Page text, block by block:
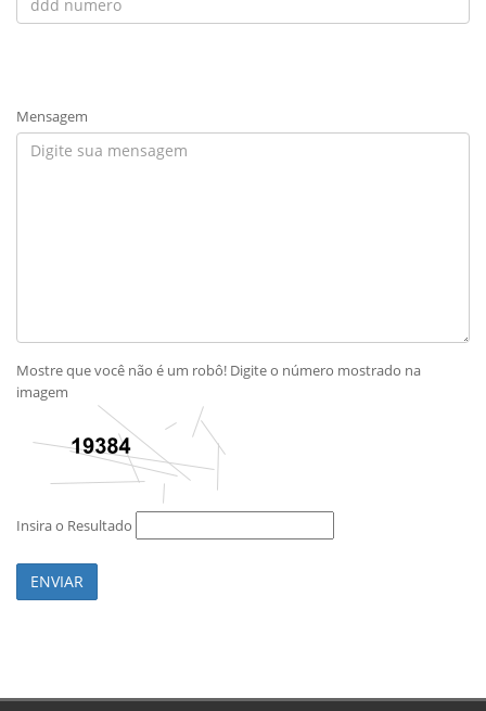
Mensagem
Mostre que você não é um robô! Digite o número mostrado na
imagem
Insira o Resultado
ENVIAR